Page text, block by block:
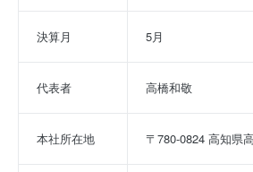
決算月 5月
代表者 高橋和敬
本社所在地 〒780-0824 高知県